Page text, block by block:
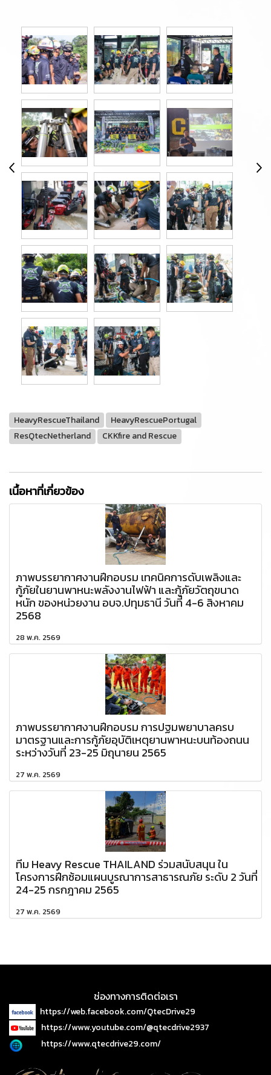
HeavyRescueThailand
HeavyRescuePortugal
ResQtecNetherland
CKKfire and Rescue
เนื้อหาที่เกี่ยวข้อง
ภาพบรรยากาศงานฝึกอบรม เทคนิคการดับเพลิงและ
กู้ภัยในยานพาหนะพลังงานไฟฟ้า และกู้ภัยวัตถุขนาด
หนัก ของหน่วยงาน อบจ.ปทุมธานี วันที่ 4-6 สิงหาคม
2568
28 พ.ค. 2569
ภาพบรรยากาศงานฝึกอบรม การปฐมพยาบาลครบ
มาตรฐานและการกู้ภัยอุบัติเหตุยานพาหนะบนท้องถนน
ระหว่างวันที่ 23-25 มิถุนายน 2565
27 พ.ค. 2569
ทีม Heavy Rescue THAILAND ร่วมสนับสนุน ใน
โครงการฝึกซ้อมแผนบูรณาการสาธารณภัย ระดับ 2 วันที่
24-25 กรกฎาคม 2565
27 พ.ค. 2569
ช่องทางการติดต่อเรา
https://web.facebook.com/QtecDrive29
https://www.youtube.com/@qtecdrive2937
https://www.qtecdrive29.com/